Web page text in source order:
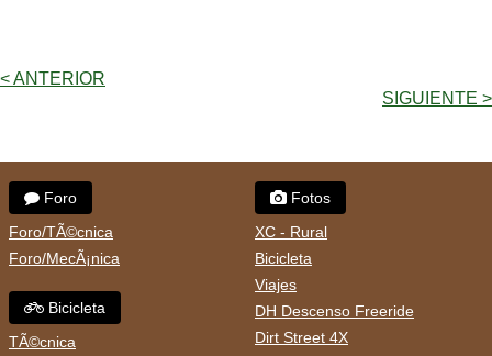
< ANTERIOR
SIGUIENTE >
Foro
Foro/TÃ©cnica
Foro/MecÃ¡nica
Bicicleta
TÃ©cnica
Fotos
XC - Rural
Bicicleta
Viajes
DH Descenso Freeride
Dirt Street 4X